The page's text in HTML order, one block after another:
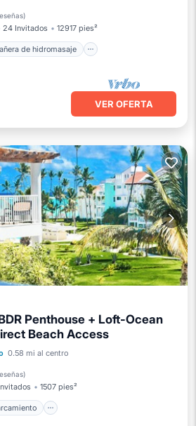
)
24 Invitados 12917 pies²
de hidromasaje
VER OFERTA
Penthouse + Loft-Ocean
Beach Access
0.58 mi al centro
)
1507 pies²
Aparcamiento